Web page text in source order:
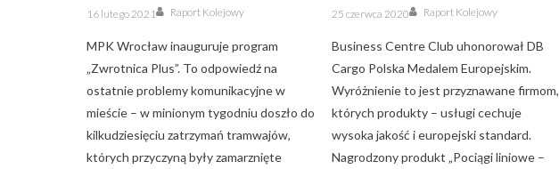
Posted
on
16 lutego 2021 Author
Raport Kolejowy
MPK Wrocław inauguruje program
„Zwrotnica Plus”. To odpowiedź na
ostatnie problemy komunikacyjne w
mieście – w minionym tygodniu doszło do
kilkudziesięciu zatrzymań tramwajów,
których przyczyną były zamarznięte
Posted
on
25 czerwca 2020 Author
Raport Kolejowy
Business Centre Club uhonorował DB
Cargo Polska Medalem Europejskim.
Wyróżnienie to jest przyznawane firmom,
których produkty – usługi cechuje
wysoka jakość i europejski standard.
Nagrodzony produkt „Pociągi liniowe –